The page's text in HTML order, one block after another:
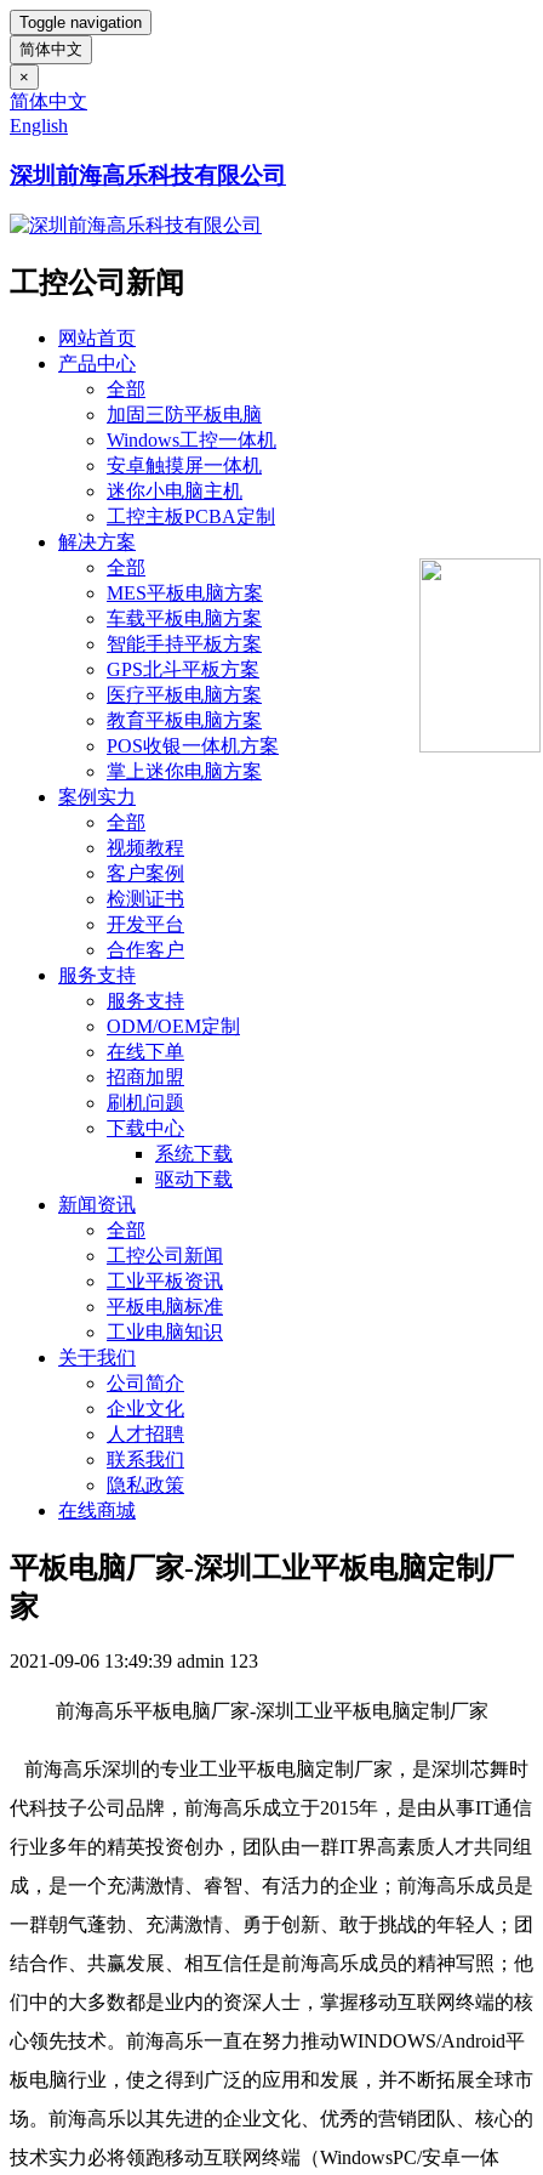
Toggle navigation
简体中文
×
简体中文
English
深圳前海高乐科技有限公司
工控公司新闻
网站首页
产品中心
全部
加固三防平板电脑
Windows工控一体机
安卓触摸屏一体机
迷你小电脑主机
工控主板PCBA定制
解决方案
全部
MES平板电脑方案
车载平板电脑方案
智能手持平板方案
GPS北斗平板方案
医疗平板电脑方案
教育平板电脑方案
POS收银一体机方案
掌上迷你电脑方案
案例实力
全部
视频教程
客户案例
检测证书
开发平台
合作客户
服务支持
服务支持
ODM/OEM定制
在线下单
招商加盟
刷机问题
下载中心
系统下载
驱动下载
新闻资讯
全部
工控公司新闻
工业平板资讯
平板电脑标准
工业电脑知识
关于我们
公司简介
企业文化
人才招聘
联系我们
隐私政策
在线商城
平板电脑厂家-深圳工业平板电脑定制厂
家
2021-09-06 13:49:39 admin 123
前海高乐平板电脑厂家-深圳工业平板电脑定制厂家
前海高乐深圳的专业工业平板电脑定制厂家，是深圳芯舞时
代科技子公司品牌，前海高乐成立于2015年，是由从事IT通信
行业多年的精英投资创办，团队由一群IT界高素质人才共同组
成，是一个充满激情、睿智、有活力的企业；前海高乐成员是
一群朝气蓬勃、充满激情、勇于创新、敢于挑战的年轻人；团
结合作、共赢发展、相互信任是前海高乐成员的精神写照；他
们中的大多数都是业内的资深人士，掌握移动互联网终端的核
心领先技术。前海高乐一直在努力推动WINDOWS/Android平
板电脑行业，使之得到广泛的应用和发展，并不断拓展全球市
场。前海高乐以其先进的企业文化、优秀的营销团队、核心的
技术实力必将领跑移动互联网终端（WindowsPC/安卓一体